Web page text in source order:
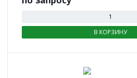
В КОРЗИНУ